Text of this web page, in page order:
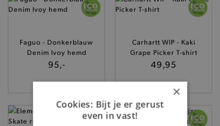
Faguo - Donkerblauw
Denim Ivoy hemd
95,-
Carhartt WIP - Kaki
Grape Picker T-shirt
49,95
×
Cookies: Bijt je er gerust
even in vast!